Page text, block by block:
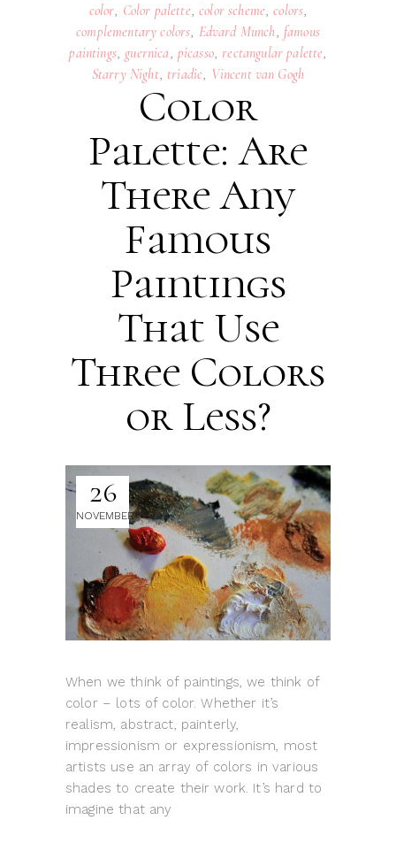
color, Color palette,color scheme,colors,
complementary colors, Edvard Munch, famous
paintings, guernica, picasso, rectangular palette,
Starry Night, triadic, Vincent van Gogh
Color
Palette: Are
There Any
Famous
Paintings
That Use
Three Colors
or Less?
26
NOVEMBER
When we think of paintings, we think of
color – lots of color. Whether it’s
realism, abstract, painterly,
impressionism or expressionism, most
artists use an array of colors in various
shades to create their work. It’s hard to
imagine that any